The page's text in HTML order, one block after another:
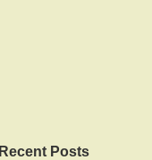
Recent Posts